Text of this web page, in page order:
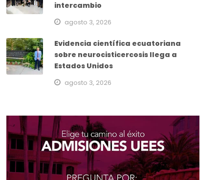
intercambio
agosto 3, 2026
Evidencia científica ecuatoriana
sobre neurocisticercosis llega a
Estados Unidos
agosto 3, 2026